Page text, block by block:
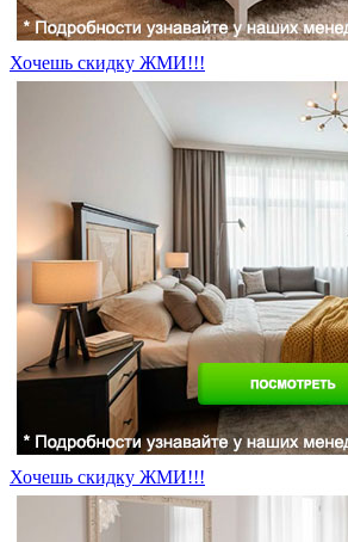
Хочешь скидку ЖМИ!!!
Хочешь скидку ЖМИ!!!